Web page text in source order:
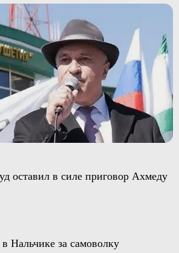
оставил в силе приговор Ахмеду
Нальчике за самоволку